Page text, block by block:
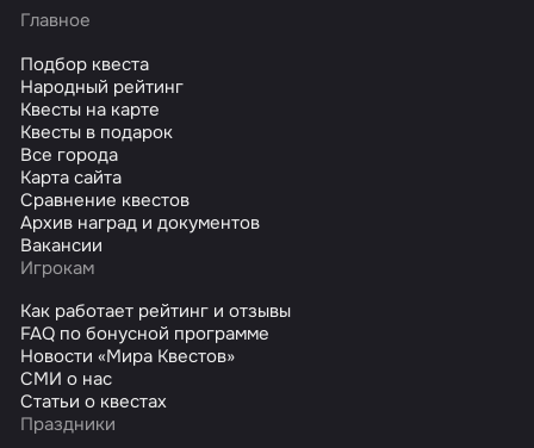
Главное
Подбор квеста
Народный рейтинг
Квесты на карте
Квесты в подарок
Все города
Карта сайта
Сравнение квестов
Архив наград и документов
Вакансии
Игрокам
Как работает рейтинг и отзывы
FAQ по бонусной программе
Новости «Мира Квестов»
СМИ о нас
Статьи о квестах
Праздники